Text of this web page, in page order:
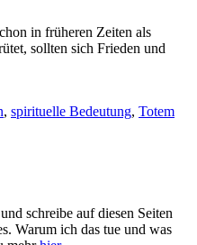
in früheren Zeiten als
sollten sich Frieden und
, spirituelle Bedeutung, Totem
schreibe auf diesen Seiten
Warum ich das tue und was